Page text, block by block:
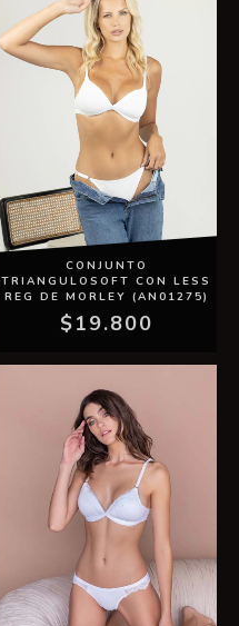
CONJUNTO
TRIANGULOSOFT CON LESS
REG DE MORLEY (AN01275)
$19.800